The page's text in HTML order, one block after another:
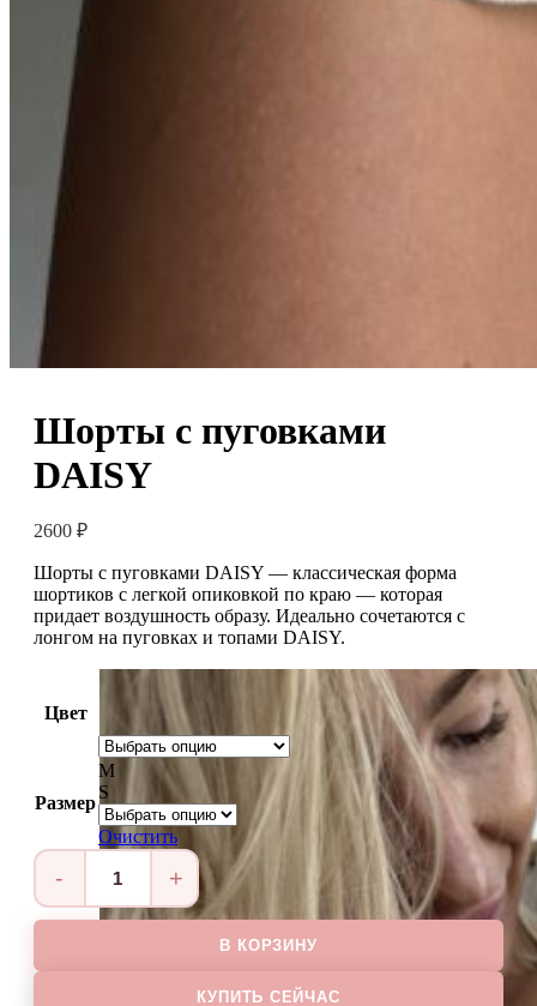
Шорты с пуговками
DAISY
2600 ₽
Шорты с пуговками DAISY — классическая форма
шортиков с легкой опиковкой по краю — которая
придает воздушность образу. Идеально сочетаются с
лонгом на пуговках и топами DAISY.
Цвет
Размер
M
S
Очистить
Количество
товара
Шорты
пуговками
В КОРЗИНУ
КУПИТЬ СЕЙЧАС